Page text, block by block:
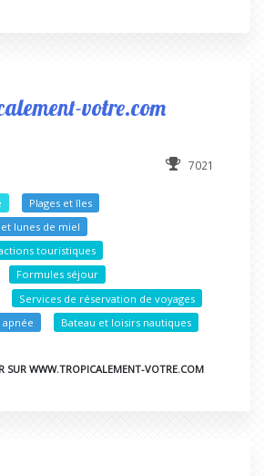
votre.com
7021
Plages et îles
lunes de miel
touristiques
Formules séjour
Services de réservation de voyages
Bateau et loisirs nautiques
SUR WWW.TROPICALEMENT-VOTRE.COM